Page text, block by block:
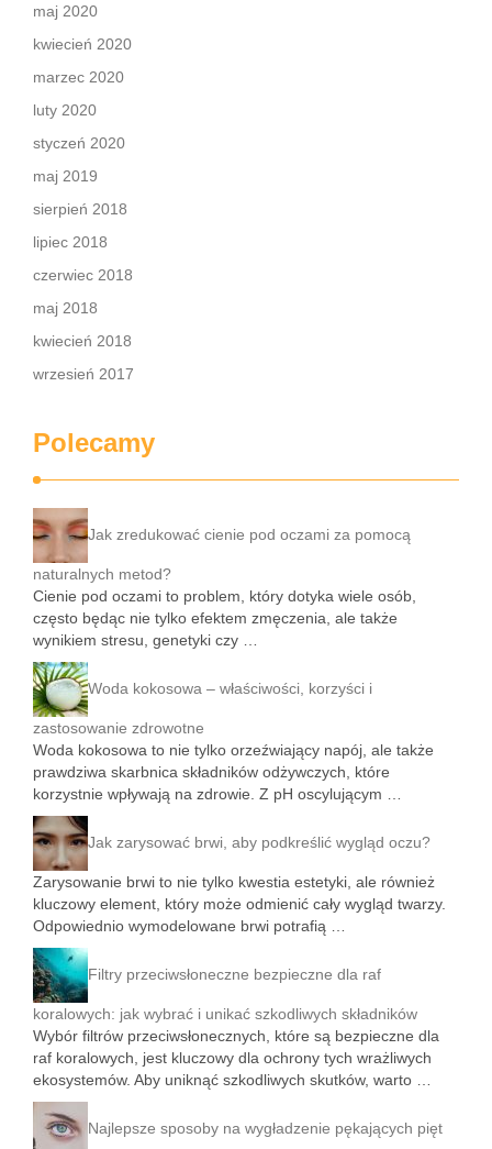
maj 2020
kwiecień 2020
marzec 2020
luty 2020
styczeń 2020
maj 2019
sierpień 2018
lipiec 2018
czerwiec 2018
maj 2018
kwiecień 2018
wrzesień 2017
Polecamy
Jak zredukować cienie pod oczami za pomocą
naturalnych metod?
Cienie pod oczami to problem, który dotyka wiele osób,
często będąc nie tylko efektem zmęczenia, ale także
wynikiem stresu, genetyki czy …
Woda kokosowa – właściwości, korzyści i
zastosowanie zdrowotne
Woda kokosowa to nie tylko orzeźwiający napój, ale także
prawdziwa skarbnica składników odżywczych, które
korzystnie wpływają na zdrowie. Z pH oscylującym …
Jak zarysować brwi, aby podkreślić wygląd oczu?
Zarysowanie brwi to nie tylko kwestia estetyki, ale również
kluczowy element, który może odmienić cały wygląd twarzy.
Odpowiednio wymodelowane brwi potrafią …
Filtry przeciwsłoneczne bezpieczne dla raf
koralowych: jak wybrać i unikać szkodliwych składników
Wybór filtrów przeciwsłonecznych, które są bezpieczne dla
raf koralowych, jest kluczowy dla ochrony tych wrażliwych
ekosystemów. Aby uniknąć szkodliwych skutków, warto …
Najlepsze sposoby na wygładzenie pękających pięt